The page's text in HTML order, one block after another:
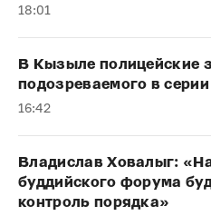
18:01
В Кызыле полицейские
подозреваемого в
16:42
Владислав Ховалыг:
буддийского форума
контроль порядка»